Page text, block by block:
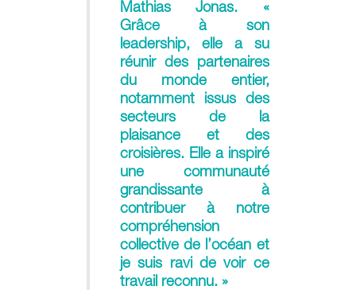
Mathias Jonas. «
Grâce à son
leadership, elle a su
réunir des partenaires
du monde entier,
notamment issus des
secteurs de la
plaisance et des
croisières. Elle a inspiré
une communauté
grandissante à
contribuer à notre
compréhension
collective de l’océan et
je suis ravi de voir ce
travail reconnu. »